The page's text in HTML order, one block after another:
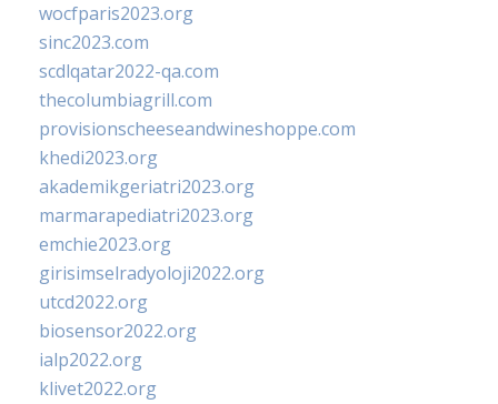
wocfparis2023.org
sinc2023.com
scdlqatar2022-qa.com
thecolumbiagrill.com
provisionscheeseandwineshoppe.com
khedi2023.org
akademikgeriatri2023.org
marmarapediatri2023.org
emchie2023.org
girisimselradyoloji2022.org
utcd2022.org
biosensor2022.org
ialp2022.org
klivet2022.org